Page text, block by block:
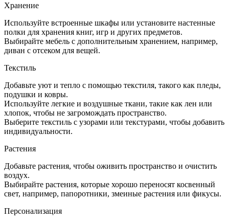
Хранение
Используйте встроенные шкафы или установите настенные
полки для хранения книг, игр и других предметов.
Выбирайте мебель с дополнительным хранением, например,
диван с отсеком для вещей.
Текстиль
Добавьте уют и тепло с помощью текстиля, такого как пледы,
подушки и ковры.
Используйте легкие и воздушные ткани, такие как лен или
хлопок, чтобы не загромождать пространство.
Выберите текстиль с узорами или текстурами, чтобы добавить
индивидуальности.
Растения
Добавьте растения, чтобы оживить пространство и очистить
воздух.
Выбирайте растения, которые хорошо переносят косвенный
свет, например, папоротники, змеиные растения или фикусы.
Персонализация